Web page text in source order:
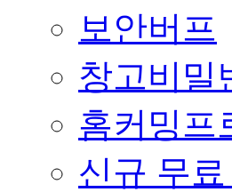
보안버프
창고비밀
홈커밍프
신규 무